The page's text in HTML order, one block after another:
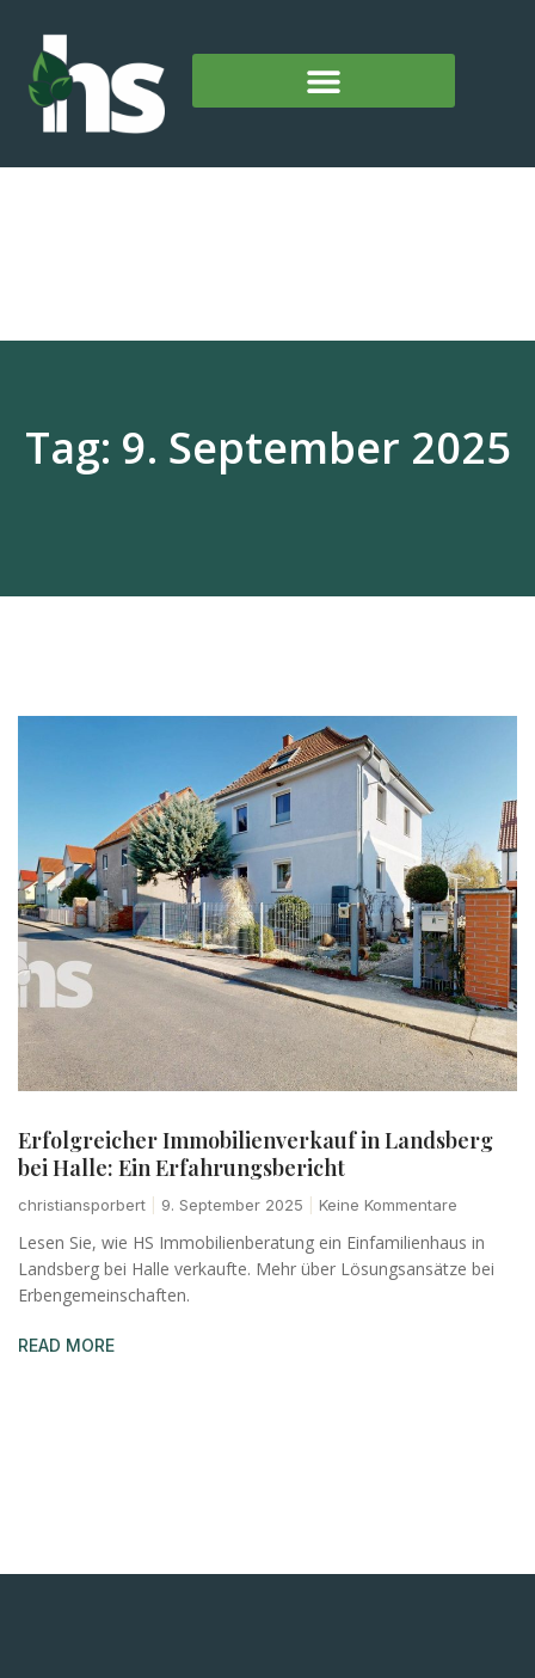
Tag: 9. September 2025
Erfolgreicher Immobilienverkauf in Landsberg
bei Halle: Ein Erfahrungsbericht
christiansporbert 9. September 2025 Keine Kommentare
Lesen Sie, wie HS Immobilienberatung ein Einfamilienhaus in
Landsberg bei Halle verkaufte. Mehr über Lösungsansätze bei
Erbengemeinschaften.
READ MORE